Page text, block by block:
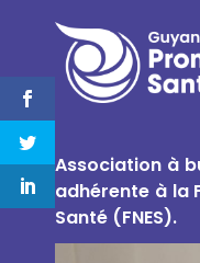
Association à
adhérente à la
Santé (FNES).